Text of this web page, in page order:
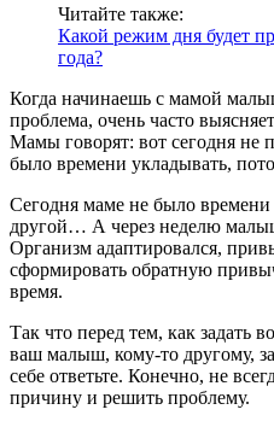
Читайте также:
Какой режим дня будет
года?
Когда начинаешь с мамой
проблема, очень часто
Мамы говорят: вот сегодня не
было времени укладывать,
Сегодня маме не было
другой… А через неделю
Организм адаптировался,
сформировать обратную
время.
Так что перед тем, как задать
ваш малыш, кому-то другому,
себе ответьте. Конечно, не
причину и решить проблему.